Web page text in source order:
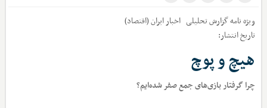
ویژه نامه گزارش تحلیلی اخبارایران (اقتصاد)
تاریخ انتشار:
هیچ و پوچ
چرا گرفتار بازی‌های جمع صفر شده‌ایم؟